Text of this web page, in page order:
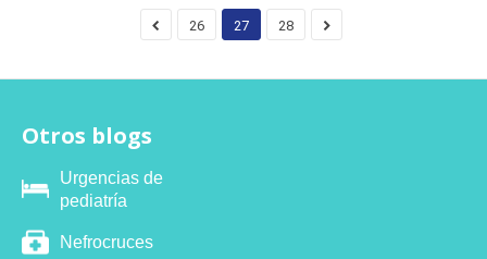
26 27 28
Otros blogs
Urgencias de
pediatría
Nefrocruces